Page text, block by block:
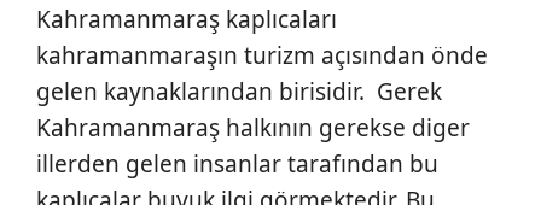
Kahramanmaraş kaplıcaları
kahramanmaraşın turizm açısından önde
gelen kaynaklarından birisidir. Gerek
Kahramanmaraş halkının gerekse diger
illerden gelen insanlar tarafından bu